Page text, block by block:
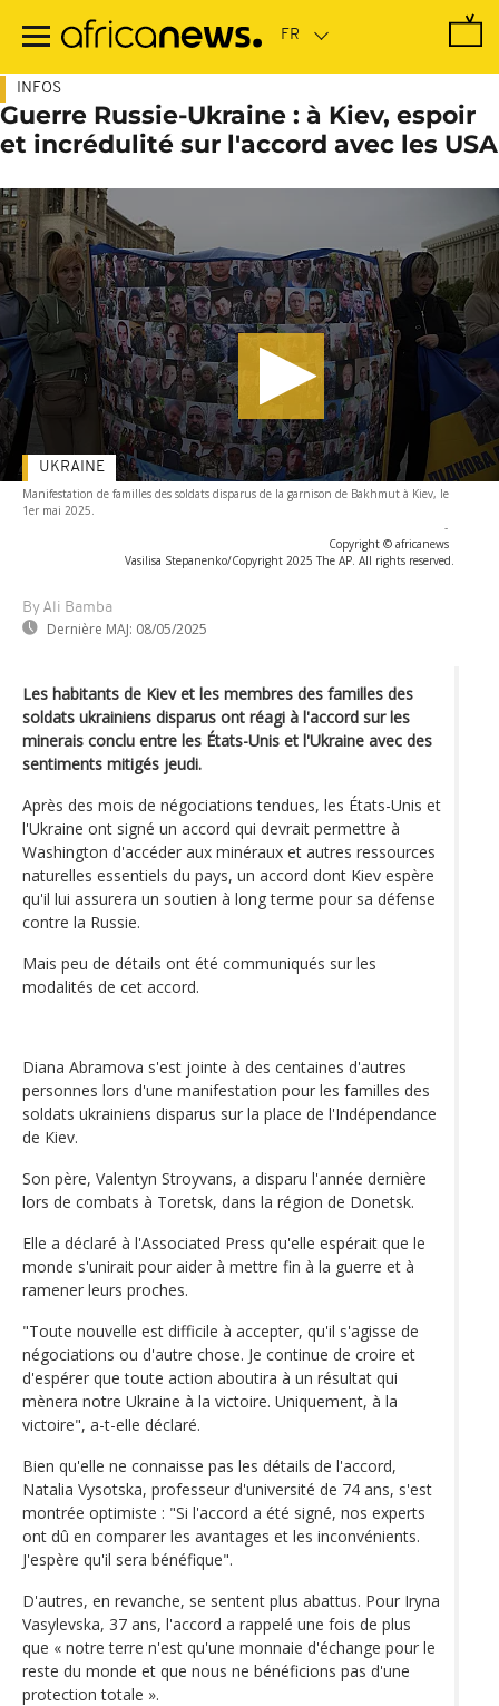
contenu
INFOS
Guerre Russie-Ukraine : à Kiev, espoir
et incrédulité sur l'accord avec les USA
Manifestation de familles des soldats disparus de la garnison de Bakhmut à Kiev, le
1er mai 2025.
-
Copyright © africanews
Vasilisa Stepanenko/Copyright 2025 The AP. All rights reserved.
By Ali Bamba
Dernière MAJ: 08/05/2025
UKRAINE
Les habitants de Kiev et les membres des familles des
soldats ukrainiens disparus ont réagi à l'accord sur les
minerais conclu entre les États-Unis et l'Ukraine avec des
sentiments mitigés jeudi.
Après des mois de négociations tendues, les États-Unis et
l'Ukraine ont signé un accord qui devrait permettre à
Washington d'accéder aux minéraux et autres ressources
naturelles essentiels du pays, un accord dont Kiev espère
qu'il lui assurera un soutien à long terme pour sa défense
contre la Russie.
Mais peu de détails ont été communiqués sur les
modalités de cet accord.
Diana Abramova s'est jointe à des centaines d'autres
personnes lors d'une manifestation pour les familles des
soldats ukrainiens disparus sur la place de l'Indépendance
de Kiev.
Son père, Valentyn Stroyvans, a disparu l'année dernière
lors de combats à Toretsk, dans la région de Donetsk.
Elle a déclaré à l'Associated Press qu'elle espérait que le
monde s'unirait pour aider à mettre fin à la guerre et à
ramener leurs proches.
"Toute nouvelle est difficile à accepter, qu'il s'agisse de
négociations ou d'autre chose. Je continue de croire et
d'espérer que toute action aboutira à un résultat qui
mènera notre Ukraine à la victoire. Uniquement, à la
victoire", a-t-elle déclaré.
Bien qu'elle ne connaisse pas les détails de l'accord,
Natalia Vysotska, professeur d'université de 74 ans, s'est
montrée optimiste : "Si l'accord a été signé, nos experts
ont dû en comparer les avantages et les inconvénients.
J'espère qu'il sera bénéfique".
D'autres, en revanche, se sentent plus abattus. Pour Iryna
Vasylevska, 37 ans, l'accord a rappelé une fois de plus
que « notre terre n'est qu'une monnaie d'échange pour le
reste du monde et que nous ne bénéficions pas d'une
protection totale ».